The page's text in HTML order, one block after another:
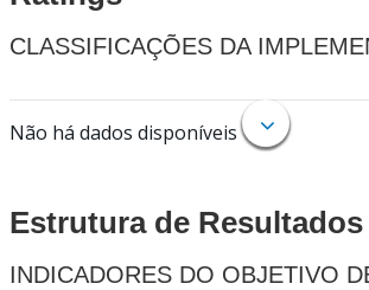
CLASSIFICAÇÕES DA
Não há dados disponíveis
Estrutura de Resultados
INDICADORES DO OBJETIVO